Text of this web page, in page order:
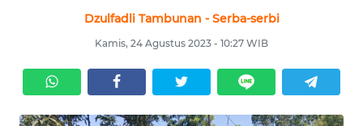
Dzulfadli Tambunan - Serba-serbi
Kamis, 24 Agustus 2023 - 10:27 WIB
NUSANTARA
SERBA-
SERBI